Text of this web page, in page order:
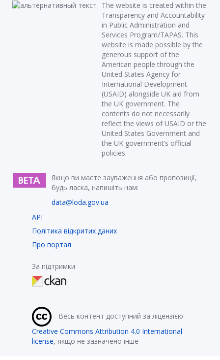
The website is created within the
Transparency and Accountability
in Public Administration and
Services Program/TAPAS. This
website is made possible by the
generous support of the
American people through the
United States Agency for
International Development
(USAID) alongside UK aid from
the UK government. The
contents do not necessarily
reflect the views of USAID or the
United States Government and
the UK government’s official
policies.
Якщо ви маєте зауваження або пропозиції,
будь ласка, напишіть нам:
data@loda.gov.ua
API
Політика відкритих даних
Про портал
За підтримки
Весь контент доступний за ліцензією
Creative Commons Attribution 4.0 International
license, якщо не зазначено інше